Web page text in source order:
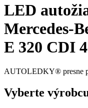
LED
Mercedes-
E 320 CDI
AUTOLEDKY® presne
Vyberte